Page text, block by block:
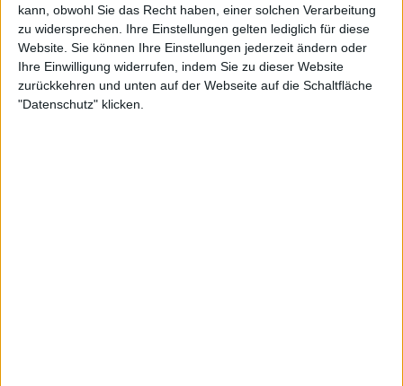
kann, obwohl Sie das Recht haben, einer solchen Verarbeitung
zu widersprechen. Ihre Einstellungen gelten lediglich für diese
Website. Sie können Ihre Einstellungen jederzeit ändern oder
Ihre Einwilligung widerrufen, indem Sie zu dieser Website
zurückkehren und unten auf der Webseite auf die Schaltfläche
"Datenschutz" klicken.